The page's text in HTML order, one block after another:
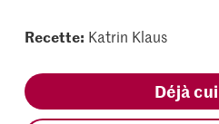
Recette: Katrin Klaus
Déjà